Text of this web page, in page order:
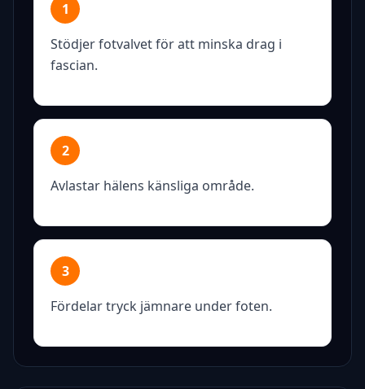
1
Stödjer fotvalvet för att minska drag i
fascian.
2
Avlastar hälens känsliga område.
3
Fördelar tryck jämnare under foten.